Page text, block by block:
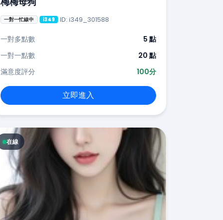
一對一忙線中 i349 ID: i349_301588
一對多點數
5 點
一對一點數
20 點
滿意度評分
100分
立即進入
在線